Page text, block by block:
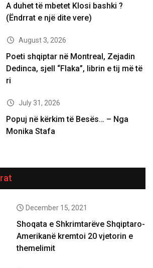
A duhet të mbetet Klosi bashki ?
(Ëndrrat e një dite vere)
August 3, 2026
Poeti shqiptar në Montreal, Zejadin
Dedinca, sjell “Flaka”, librin e tij më të
ri
July 31, 2026
Popuj në kërkim të Besës… – Nga
Monika Stafa
December 15, 2021
Shoqata e Shkrimtarëve Shqiptaro-
Amerikanë kremtoi 20 vjetorin e
themelimit